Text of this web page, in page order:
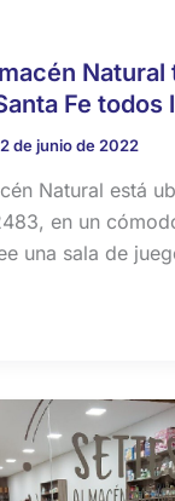
Natural
Fe todos
2 de junio de 2022
Natural está
en un
una sala de